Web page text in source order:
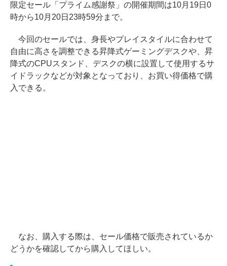
限定セール「プライム感謝祭」の開催期間は10月19日0
時から10月20日23時59分まで。
今回のセールでは、身長やプレイスタイルに合わせて
自由に高さを調整できる昇降式ゲーミングデスクや、昇
降式のCPUスタンド、デスクの横に設置して使用するサ
イドラックなどが対象となっており、お買い得価格で購
入できる。
なお、購入する際は、セール価格で販売されているか
どうかを確認してから購入してほしい。